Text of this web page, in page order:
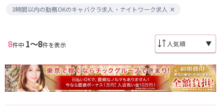
3時間以内の勤務OKのキャバクラ求人・ナイトワーク求人
8件中 1〜8件を表示 ▼
安城
名古屋市南部
豊田
三重県
金山駅
勝川駅
春日井駅